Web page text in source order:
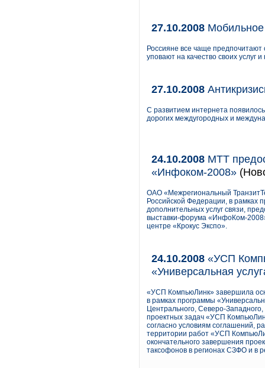
27.10.2008 Мобильное
Россияне все чаще
уповают на качество своих услуг
27.10.2008
С развитием интернета
дорогих междугородных и
24.10.2008 МТТ
«Инфоком-2008»
ОАО «Межрегиональный
Российской Федерации, в рамках
дополнительных услуг связи,
выставки-форума «ИнфоКом-
центре «Крокус Экспо».
24.10.2008 «УСП
«Универсальная
«УСП КомпьюЛинк» завершила
в рамках программы
Центрального, Северо-
проектных задач «УСП
согласно условиям соглашений,
территории работ «УСП
окончательного завершения
таксофонов в регионах СЗФО и в